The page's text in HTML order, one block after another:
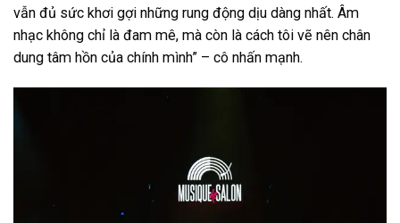
vẫn đủ sức khơi gợi những rung động dịu dàng nhất. Âm
nhạc không chỉ là đam mê, mà còn là cách tôi vẽ nên chân
dung tâm hồn của chính mình” – cô nhấn mạnh.